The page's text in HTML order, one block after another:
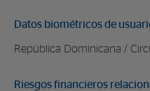
Datos biométricos de
República Dominicana /
Riesgos financieros